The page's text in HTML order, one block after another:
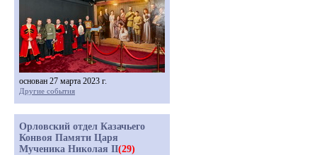
основан 27 марта 2023 г.
Другие события
Орловский отдел Казачьего
Конвоя Памяти Царя
Мученика Николая II(29)